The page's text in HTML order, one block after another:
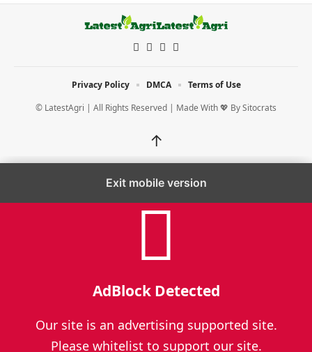
© LatestAgri | All Rights Reserved | Made With 💖 BySitocrats
Privacy Policy DMCA Terms of Use
↑
Exit mobile version
AdBlock Detected
Our site is an advertising supported site.
Please whitelist to support our site.